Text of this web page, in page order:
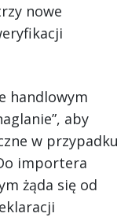
nowe
handlowym
aby
w przypadku
importera
żąda się od